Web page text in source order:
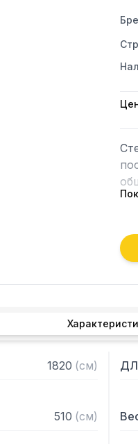
—
—
—
—
1820 (см)
510 (см)